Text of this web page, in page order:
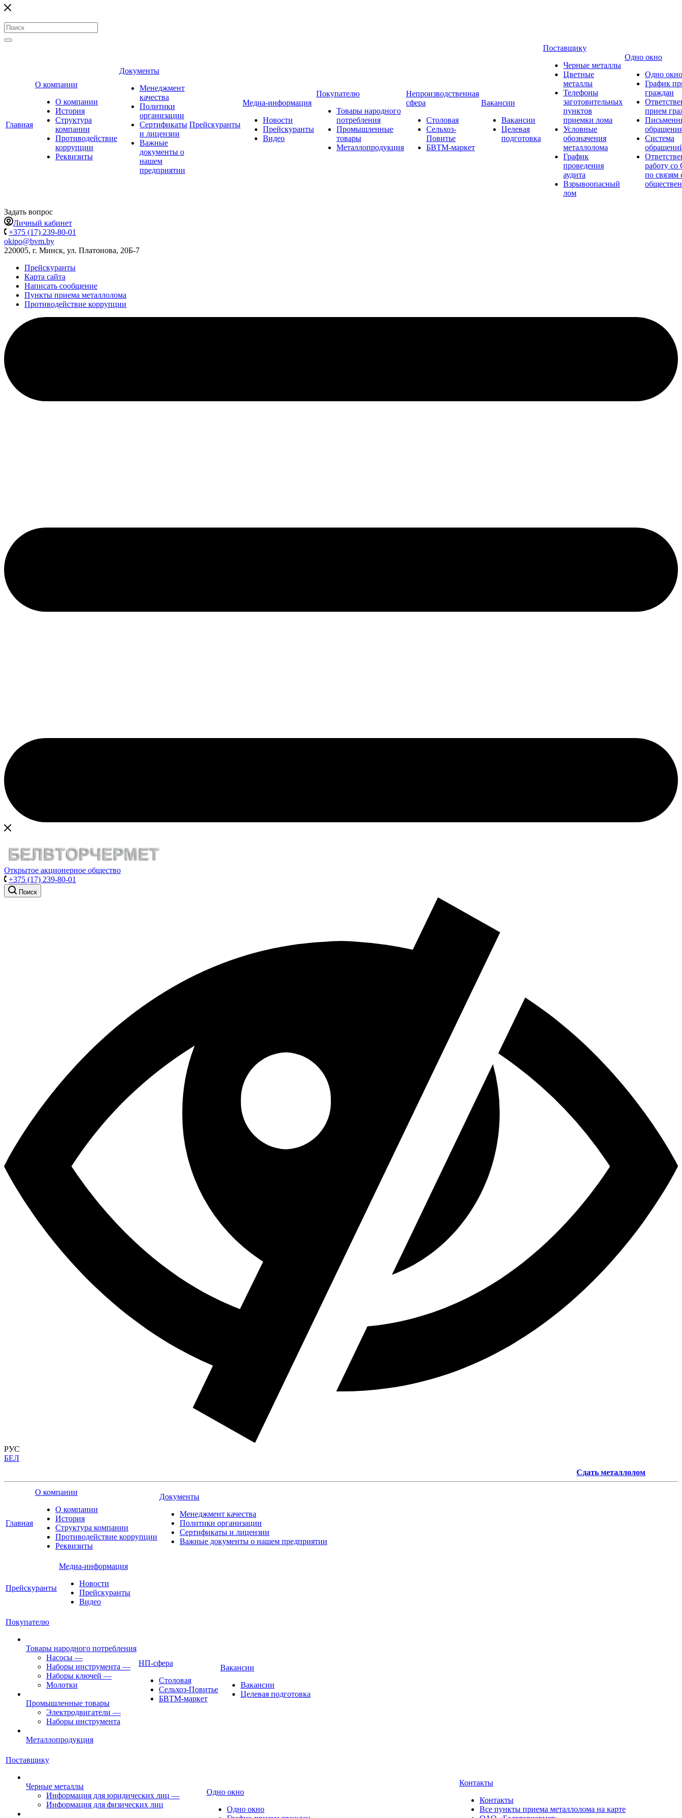
Главная
О компании
О компании
История
Структура
компании
Противодействие
коррупции
Реквизиты
Документы
Менеджмент
качества
Политики
организации
Сертификаты
и лицензии
Важные
документы о
нашем
предприятии
Прейскуранты
Медиа-информация
Новости
Прейскуранты
Видео
Покупателю
Товары народного
потребления
Промышленные
товары
Металлопродукция
Непроизводственная
сфера
Столовая
Сельхоз-
Повитье
БВТМ-маркет
Вакансии
Вакансии
Целевая
подготовка
Поставщику
Черные металлы
Цветные
металлы
Телефоны
заготовительных
пунктов
приемки лома
Условные
обозначения
металлолома
График
проведения
аудита
Взрывоопасный
лом
Одно окно
Одно окно
График
граждан
прием
Система
работу
по связям
Задать вопрос
Личный кабинет
+375 (17) 239-80-01
okipo@bvm.by
220005, г. Минск, ул. Платонова, 20Б-7
Прейскуранты
Карта сайта
Написать сообщение
Пункты приема металлолома
Противодействие коррупции
Открытое акционерное общество
+375 (17) 239-80-01
Поиск
РУС
БЕЛ
Сдать металлолом
Главная
О компании
О компании
История
Структура компании
Противодействие коррупции
Реквизиты
Документы
Менеджмент качества
Политики организации
Сертификаты и лицензии
Важные документы о нашем предприятии
Прейскуранты
Медиа-информация
Новости
Прейскуранты
Видео
Покупателю
Товары народного потребления
Насосы —
Наборы инструмента —
Наборы ключей —
Молотки
Промышленные товары
Электродвигатели —
Наборы инструмента
Металлопродукция
НП-сфера
Столовая
Сельхоз-Повитье
БВТМ-маркет
Вакансии
Вакансии
Целевая подготовка
Поставщику
Черные металлы
Информация для юридических лиц —
Информация для физических лиц
Одно окно
Одно окно
Контакты
Контакты
Все пункты приема металлолома на карте